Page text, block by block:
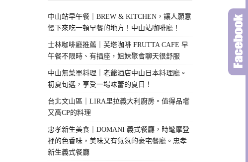
中山站早午餐｜BREW & KITCHEN，讓人願意
慢下來吃一頓早餐的地方！中山站咖啡廳！
士林咖啡廳推薦｜芙塔咖啡 FRUTTA CAFE 早
午餐不限時、有插座，姐妹聚會聊天很舒服
中山無菜單料理｜老爺酒店中山日本料理廳。
初夏旬選，享受一場味蕾的夏日！
台北文山區｜LIRA里拉義大利廚房。值得品嚐
又高CP的料理
忠孝新生美食｜DOMANI 義式餐廳，時髦摩登
裡的色香味，美味又有氣氛的豪宅餐廳。忠孝
新生義式餐廳